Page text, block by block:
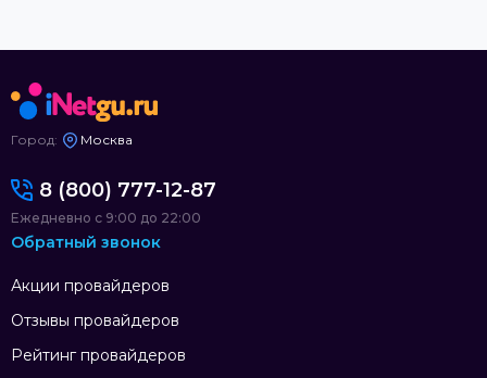
Город: Москва
Акции провайдеров
Отзывы провайдеров
Рейтинг провайдеров
8 (800) 777-12-87
Ежедневно с 9:00 до 22:00
Обратный звонок